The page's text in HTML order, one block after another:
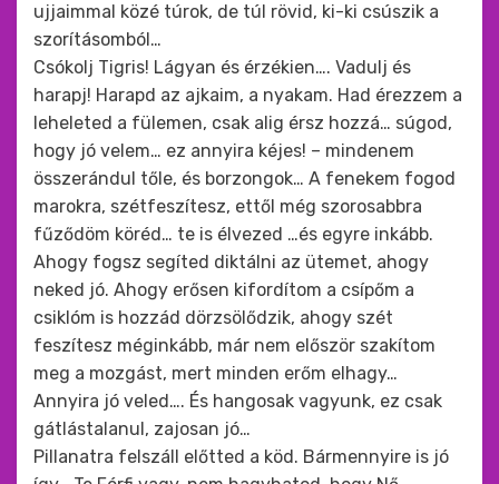
ujjaimmal közé túrok, de túl rövid, ki-ki csúszik a
szorításomból…
Csókolj Tigris! Lágyan és érzékien…. Vadulj és
harapj! Harapd az ajkaim, a nyakam. Had érezzem a
leheleted a fülemen, csak alig érsz hozzá… súgod,
hogy jó velem… ez annyira kéjes! – mindenem
összerándul tőle, és borzongok… A fenekem fogod
marokra, szétfeszítesz, ettől még szorosabbra
fűződöm köréd… te is élvezed …és egyre inkább.
Ahogy fogsz segíted diktálni az ütemet, ahogy
neked jó. Ahogy erősen kifordítom a csípőm a
csiklóm is hozzád dörzsölődzik, ahogy szét
feszítesz méginkább, már nem először szakítom
meg a mozgást, mert minden erőm elhagy…
Annyira jó veled…. És hangosak vagyunk, ez csak
gátlástalanul, zajosan jó…
Pillanatra felszáll előtted a köd. Bármennyire is jó